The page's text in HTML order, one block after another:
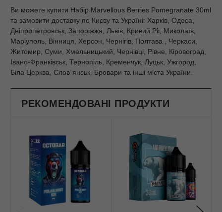
Ви можете купити Набір Marvellous Berries Pomegranate 30ml
та замовити доставку по Києву та Україні: Харків, Одеса,
Дніпропетровськ, Запоріжжя, Львів, Кривий Ріг, Миколаїв,
Маріуполь, Вінниця, Херсон, Чернігів, Полтава , Черкаси,
Житомир, Суми, Хмельницький, Чернівці, Рівне, Кіровоград,
Івано-Франківськ, Тернопіль, Кременчук, Луцьк, Ужгород,
Біла Церква, Слов`янськ, Бровари та інші міста України.
РЕКОМЕНДОВАНІ ПРОДУКТИ